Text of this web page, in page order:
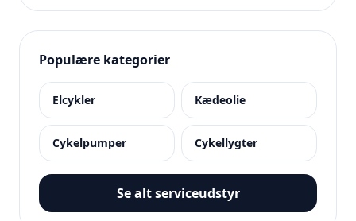
Populære kategorier
Elcykler Kædeolie
Cykelpumper Cykellygter
Se alt serviceudstyr